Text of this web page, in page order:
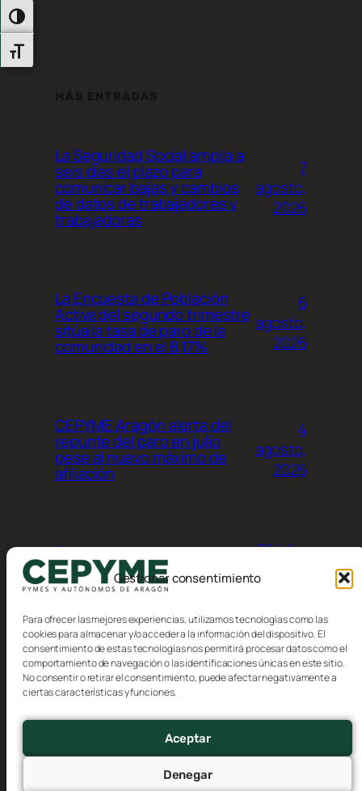
Gestionar consentimiento
Para ofrecer las mejores experiencias, utilizamos tecnologías como las
cookies para almacenar y/o acceder a la información del dispositivo. El
consentimiento de estas tecnologías nos permitirá procesar datos como el
comportamiento de navegación o las identificaciones únicas en este sitio.
No consentir o retirar el consentimiento, puede afectar negativamente a
ciertas características y funciones.
Aceptar
Denegar
Alternar Alto Contraste
Alternar Tamaño De Letra
La Seguridad Social amplía a
seis días el plazo para
comunicar bajas y cambios
de datos de trabajadores y
trabajadoras
7
agosto,
2026
La Encuesta de Población
Activa del segundo trimestre
sitúa la tasa de paro de la
comunidad en el 8,17%
6
agosto,
2026
CEPYME Aragón alerta del
repunte del paro en julio
pese al nuevo máximo de
afiliación
4
agosto,
2026
Calendario del
contribuyente, Agosto 2026
30 julio,
Autores
Eventos